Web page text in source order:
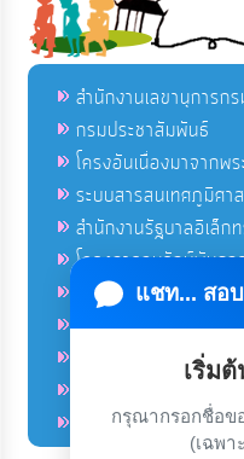
สำนักงานเลขานุการก
กรมประชาสัมพันธ์
โครงอันเนื่องมาจากพ
ระบบสารสนเทศภูมิศา
สำนักงานรัฐบาลอิเล็
โครงการอนุรักษ์พันธุ
คลังข่าวมหาไทย
คู่มือตาม พ.ร.บ.อำนว
ฐานข้อมูลหน่วยงานภ
ศูนย์อำนวยการบริห
แชท... สอ
เริ่ม
กรุณากรอกชื่อข
(เฉพา